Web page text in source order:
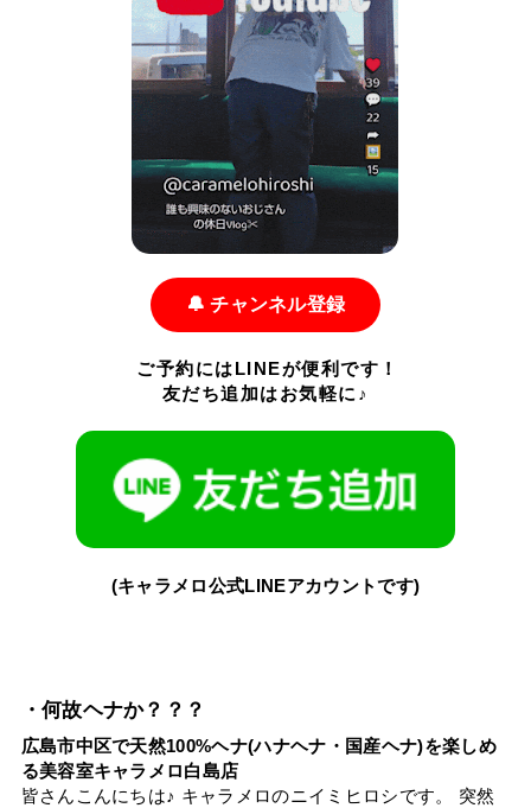
🔔 チャンネル登録
ご予約にはLINEが便利です！
友だち追加はお気軽に♪
(キャラメロ公式LINEアカウントです)
・何故ヘナか？？？
広島市中区で天然100%ヘナ(ハナヘナ・国産ヘナ)を楽しめ
る美容室キャラメロ白島店
皆さんこんにちは♪ キャラメロのニイミヒロシです。 突然